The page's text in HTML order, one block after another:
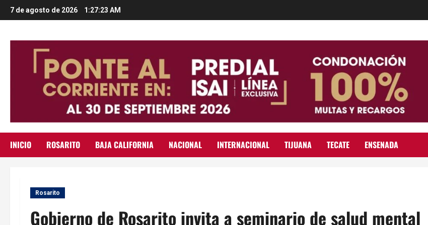
Saltar
al
7 de agosto de 2026 1:27:24 AM
INICIO ROSARITO BAJA CALIFORNIA NACIONAL INTERNACIONAL TIJUANA TECATE ENSENADA
Rosarito
Gobierno de Rosarito invita a seminario de salud mental